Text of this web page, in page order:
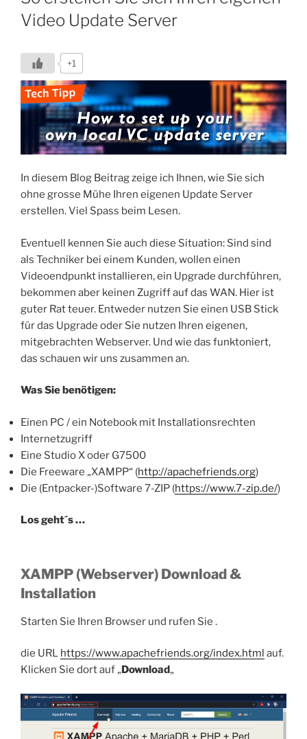
Video Update Server
+1
In diesem Blog Beitrag zeige ich Ihnen, wie Sie sich
ohne grosse Mühe Ihren eigenen Update Server
erstellen. Viel Spass beim Lesen.
Eventuell kennen Sie auch diese Situation: Sind sind
als Techniker bei einem Kunden, wollen einen
Videoendpunkt installieren, ein Upgrade durchführen,
bekommen aber keinen Zugriff auf das WAN. Hier ist
guter Rat teuer. Entweder nutzen Sie einen USB Stick
für das Upgrade oder Sie nutzen Ihren eigenen,
mitgebrachten Webserver. Und wie das funktoniert,
das schauen wir uns zusammen an.
Was Sie benötigen:
Einen PC / ein Notebook mit Installationsrechten
Internetzugriff
Eine Studio X oder G7500
Die Freeware „XAMPP“ (http://apachefriends.org)
Die (Entpacker-)Software 7-ZIP (https://www.7-zip.de/)
Los geht´s …
XAMPP (Webserver) Download &
Installation
Starten Sie Ihren Browser und rufen Sie .
die URL https://www.apachefriends.org/index.html auf.
Klicken Sie dort auf „ Download„